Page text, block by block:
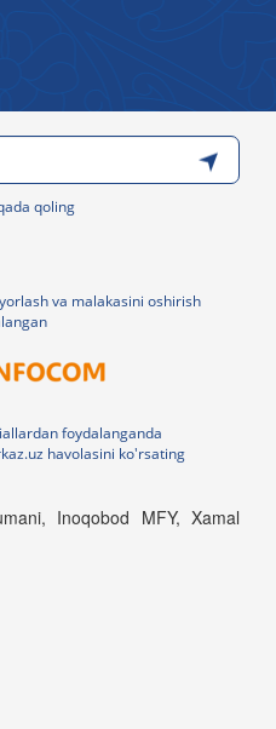
qoling
va malakasini oshirish
foydalanganda
havolasini ko'rsating
Inoqobod MFY, Xamal